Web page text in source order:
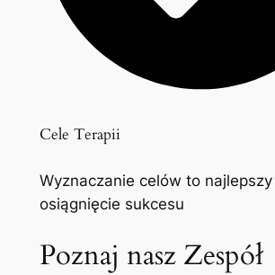
Cele Terapii
Wyznaczanie celów to
osiągnięcie sukcesu
Poznaj nasz Zespół